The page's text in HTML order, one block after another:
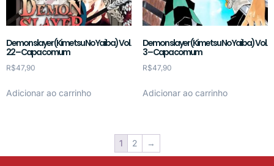
Demon slayer (Kimetsu No Yaiba) Vol.
22 – Capa comum
R$47,90
Adicionar ao carrinho
Demon slayer (Kimetsu No Yaiba) Vol.
3 – Capa comum
R$47,90
Adicionar ao carrinho
1 2 →